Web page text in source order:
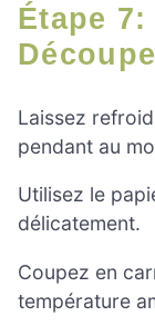
Étape 7: Refroidissement Et
Découpe
Laissez
pendant au
Utilisez le
délicatement.
Coupez en
température